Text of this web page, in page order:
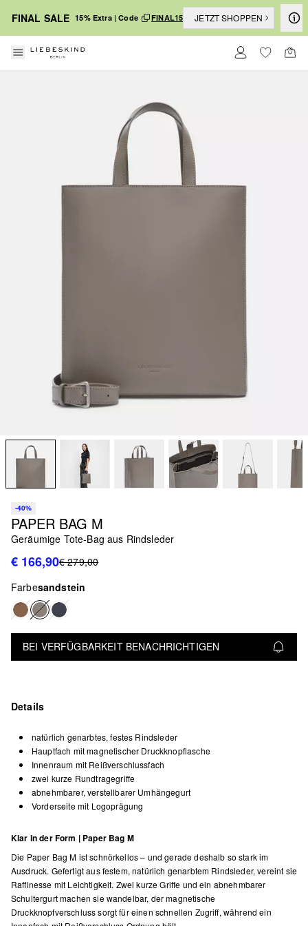
FINAL SALE 15% Extra | Code FINAL15 JETZT SHOPPEN
-40%
PAPER BAG M
Geräumige Tote-Bag aus Rindsleder
€ 166,90€ 279,00
Farbesandstein
BEI VERFÜGBARKEIT BENACHRICHTIGEN
Details
natürlich genarbtes, festes Rindsleder
Hauptfach mit magnetischer Druckknopflasche
Innenraum mit Reißverschlussfach
zwei kurze Rundtragegriffe
abnehmbarer, verstellbarer Umhängegurt
Vorderseite mit Logoprägung
Klar in der Form | Paper Bag M
Die Paper Bag M ist schnörkellos – und gerade deshalb so stark im
Ausdruck. Gefertigt aus festem, natürlich genarbtem Rindsleder, vereint sie
Raffinesse mit Leichtigkeit. Zwei kurze Griffe und ein abnehmbarer
Schultergurt machen sie wandelbar, der magnetische
Druckknopfverschluss sorgt für einen schnellen Zugriff, während ein